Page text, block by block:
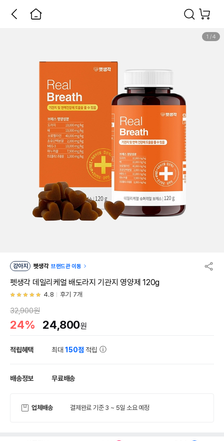
1 /4
강아지 펫생각 브랜드관 이동
펫생각 데일리케얼 배도라지 기관지 영양제 120g
4.8 후기 7개
32,900원
24% 24,800원
적립혜택 최대150점 적립
배송정보 무료배송
업체배송 결제완료 기준 3 ~ 5일 소요 예정